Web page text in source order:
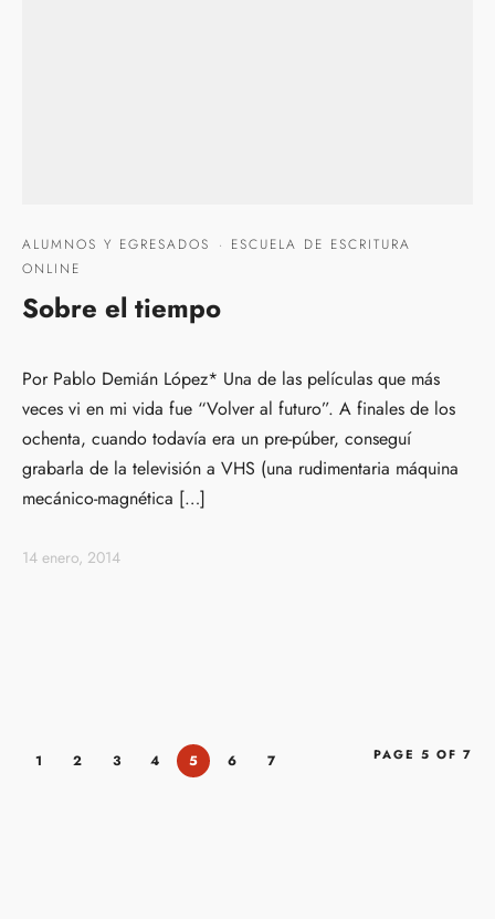
ALUMNOS Y EGRESADOS · ESCUELA DE ESCRITURA
ONLINE
Sobre el tiempo
Por Pablo Demián López* Una de las películas que más
veces vi en mi vida fue “Volver al futuro”. A finales de los
ochenta, cuando todavía era un pre-púber, conseguí
grabarla de la televisión a VHS (una rudimentaria máquina
mecánico-magnética […]
14 enero, 2014
1 2 3 4 5 6 7 PAGE 5 OF 7